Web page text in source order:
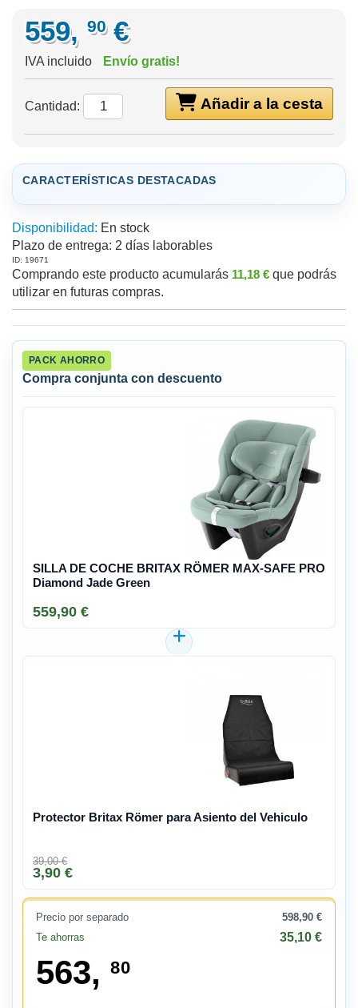
559, 90 €
IVA incluido Envío gratis!
Añadir a la cesta
Cantidad:
CARACTERÍSTICAS DESTACADAS
Disponibilidad: En stock
Plazo de entrega: 2 días laborables
ID: 19671
Comprando este producto acumularás 11,18 € que podrás
utilizar en futuras compras.
PACK AHORRO
Compra conjunta con descuento
SILLA DE COCHE BRITAX RÖMER MAX-SAFE PRO
Diamond Jade Green
559,90 €
Protector Britax Römer para Asiento del Vehiculo
39,00 €
3,90 €
Precio por separado
598,90 €
Te ahorras
35,10 €
563, 80